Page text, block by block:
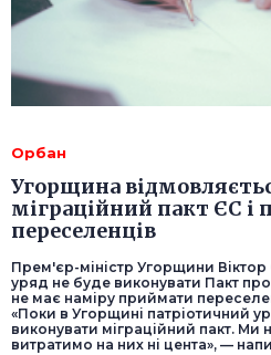
Орбан
Угорщина
міграційний пакт ЄС і
переселенців
Прем'єр-міністр Угорщини
уряд не буде виконувати Пакт про
не має наміру приймати
«Поки в Угорщині патріотичний
виконувати міграційний пакт. Ми
витратимо на них ні цента», —